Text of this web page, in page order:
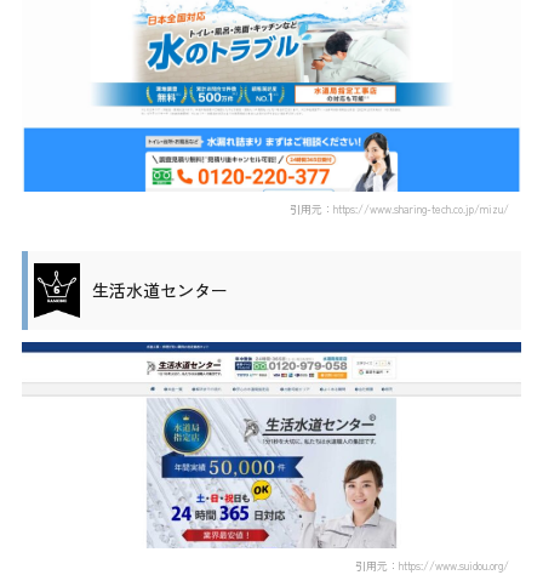
引用元：https://www.sharing-tech.co.jp/mizu/
生活水道センター
引用元：https://www.suidou.org/